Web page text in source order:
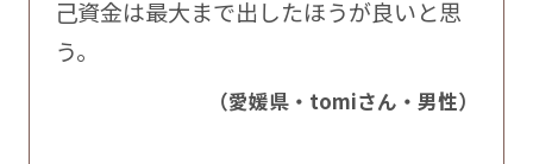
己資金は最大まで出したほうが良いと思
う。
（愛媛県・tomiさん・男性）